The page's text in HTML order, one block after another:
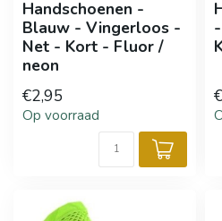
Handschoenen -
Blauw - Vingerloos -
Net - Kort - Fluor /
neon
€2,95
Op voorraad